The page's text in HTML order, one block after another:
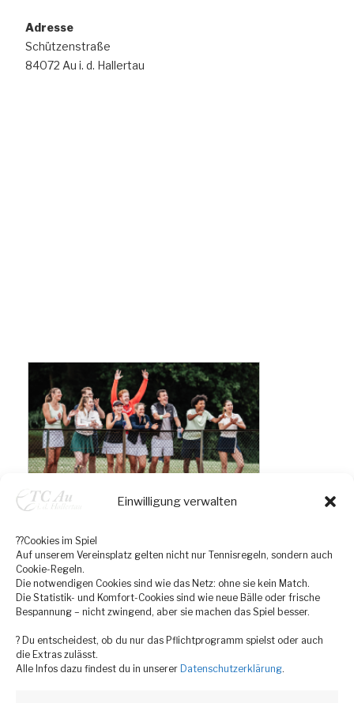
Einwilligung verwalten
??Cookies im Spiel
Auf unserem Vereinsplatz gelten nicht nur Tennisregeln, sondern auch
Cookie-Regeln.
Die notwendigen Cookies sind wie das Netz: ohne sie kein Match.
Die Statistik- und Komfort-Cookies sind wie neue Bälle oder frische
Bespannung – nicht zwingend, aber sie machen das Spiel besser.
? Du entscheidest, ob du nur das Pflichtprogramm spielst oder auch
die Extras zulässt.
Alle Infos dazu findest du in unserer Datenschutzerklärung.
Adresse
Schützenstraße
84072 Au i. d. Hallertau